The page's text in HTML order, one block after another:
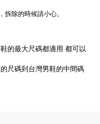
拆除的時候請小心。
的最大尺碼都適用 都可以
尺碼到台灣男鞋的中間碼